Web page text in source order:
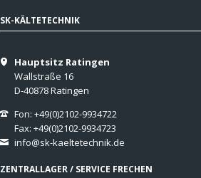
SK-KÄLTETECHNIK
Hauptsitz Ratingen
Wallstraße 16
D-40878 Ratingen
Fon: +49(0)2102-9934722
Fax: +49(0)2102-9934723
info@sk-kaeltetechnik.de
ZENTRALLAGER / SERVICE FRECHEN